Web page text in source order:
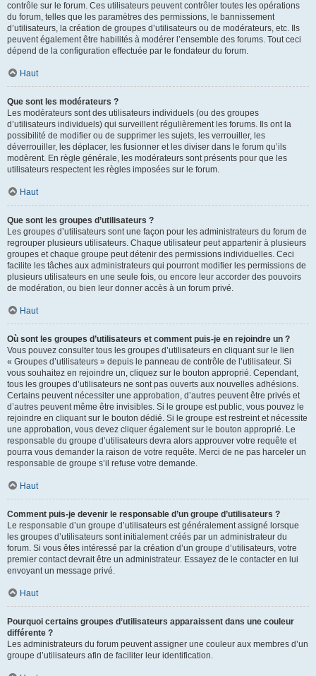
contrôle sur le forum. Ces utilisateurs peuvent contrôler toutes les opérations
du forum, telles que les paramètres des permissions, le bannissement
d’utilisateurs, la création de groupes d’utilisateurs ou de modérateurs, etc. Ils
peuvent également être habilités à modérer l’ensemble des forums. Tout ceci
dépend de la configuration effectuée par le fondateur du forum.
Haut
Que sont les modérateurs ?
Les modérateurs sont des utilisateurs individuels (ou des groupes
d’utilisateurs individuels) qui surveillent régulièrement les forums. Ils ont la
possibilité de modifier ou de supprimer les sujets, les verrouiller, les
déverrouiller, les déplacer, les fusionner et les diviser dans le forum qu’ils
modèrent. En règle générale, les modérateurs sont présents pour que les
utilisateurs respectent les règles imposées sur le forum.
Haut
Que sont les groupes d’utilisateurs ?
Les groupes d’utilisateurs sont une façon pour les administrateurs du forum de
regrouper plusieurs utilisateurs. Chaque utilisateur peut appartenir à plusieurs
groupes et chaque groupe peut détenir des permissions individuelles. Ceci
facilite les tâches aux administrateurs qui pourront modifier les permissions de
plusieurs utilisateurs en une seule fois, ou encore leur accorder des pouvoirs
de modération, ou bien leur donner accès à un forum privé.
Haut
Où sont les groupes d’utilisateurs et comment puis-je en rejoindre un ?
Vous pouvez consulter tous les groupes d’utilisateurs en cliquant sur le lien
« Groupes d’utilisateurs » depuis le panneau de contrôle de l’utilisateur. Si
vous souhaitez en rejoindre un, cliquez sur le bouton approprié. Cependant,
tous les groupes d’utilisateurs ne sont pas ouverts aux nouvelles adhésions.
Certains peuvent nécessiter une approbation, d’autres peuvent être privés et
d’autres peuvent même être invisibles. Si le groupe est public, vous pouvez le
rejoindre en cliquant sur le bouton dédié. Si le groupe est restreint et nécessite
une approbation, vous devez cliquer également sur le bouton approprié. Le
responsable du groupe d’utilisateurs devra alors approuver votre requête et
pourra vous demander la raison de votre requête. Merci de ne pas harceler un
responsable de groupe s’il refuse votre demande.
Haut
Comment puis-je devenir le responsable d’un groupe d’utilisateurs ?
Le responsable d’un groupe d’utilisateurs est généralement assigné lorsque
les groupes d’utilisateurs sont initialement créés par un administrateur du
forum. Si vous êtes intéressé par la création d’un groupe d’utilisateurs, votre
premier contact devrait être un administrateur. Essayez de le contacter en lui
envoyant un message privé.
Haut
Pourquoi certains groupes d’utilisateurs apparaissent dans une couleur
différente ?
Les administrateurs du forum peuvent assigner une couleur aux membres d’un
groupe d’utilisateurs afin de faciliter leur identification.